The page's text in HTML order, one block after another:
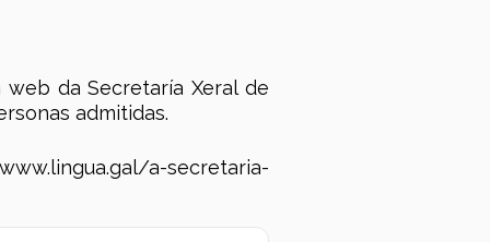
da Secretaría Xeral de
admitidas.
a-secretaria-